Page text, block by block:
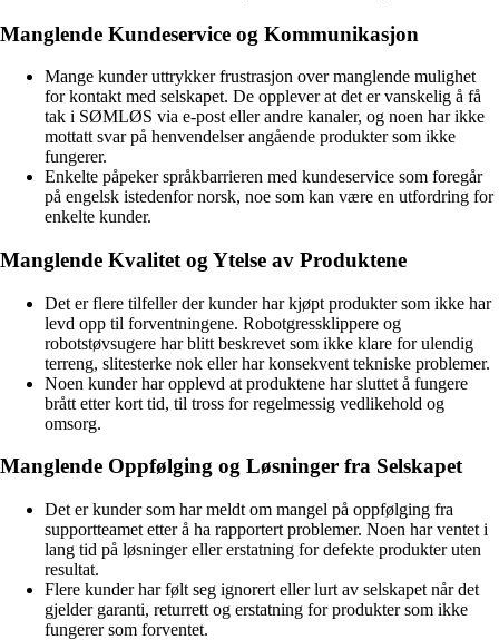
Manglende Kundeservice og Kommunikasjon
Mange kunder uttrykker frustrasjon over manglende mulighet
for kontakt med selskapet. De opplever at det er vanskelig å få
tak i SØMLØS via e-post eller andre kanaler, og noen har ikke
mottatt svar på henvendelser angående produkter som ikke
fungerer.
Enkelte påpeker språkbarrieren med kundeservice som foregår
på engelsk istedenfor norsk, noe som kan være en utfordring for
enkelte kunder.
Manglende Kvalitet og Ytelse av Produktene
Det er flere tilfeller der kunder har kjøpt produkter som ikke har
levd opp til forventningene. Robotgressklippere og
robotstøvsugere har blitt beskrevet som ikke klare for ulendig
terreng, slitesterke nok eller har konsekvent tekniske problemer.
Noen kunder har opplevd at produktene har sluttet å fungere
brått etter kort tid, til tross for regelmessig vedlikehold og
omsorg.
Manglende Oppfølging og Løsninger fra Selskapet
Det er kunder som har meldt om mangel på oppfølging fra
supportteamet etter å ha rapportert problemer. Noen har ventet i
lang tid på løsninger eller erstatning for defekte produkter uten
resultat.
Flere kunder har følt seg ignorert eller lurt av selskapet når det
gjelder garanti, returrett og erstatning for produkter som ikke
fungerer som forventet.